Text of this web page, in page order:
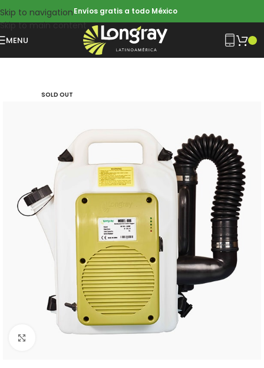
Skip to navigation
Skip to main content
Envíos gratis a todo México
MENU
SOLD OUT
Click to enlarge